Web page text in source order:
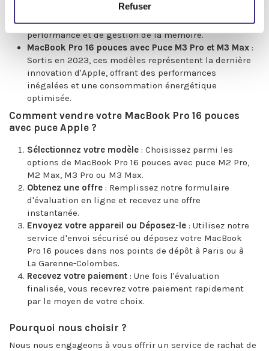
Refuser
Disponibles depuis 2022, ces modèles apportent des
améliorations significatives en termes de
performance et de gestion de la mémoire.
MacBook Pro 16 pouces avec Puce M3 Pro et M3 Max :
Sortis en 2023, ces modèles représentent la dernière
innovation d'Apple, offrant des performances
inégalées et une consommation énergétique
optimisée.
Comment vendre votre MacBook Pro 16 pouces
avec puce Apple ?
Sélectionnez votre modèle : Choisissez parmi les
options de MacBook Pro 16 pouces avec puce M2 Pro,
M2 Max, M3 Pro ou M3 Max.
Obtenez une offre : Remplissez notre formulaire
d'évaluation en ligne et recevez une offre
instantanée.
Envoyez votre appareil ou Déposez-le : Utilisez notre
service d'envoi sécurisé ou déposez votre MacBook
Pro 16 pouces dans nos points de dépôt à Paris ou à
La Garenne-Colombes.
Recevez votre paiement : Une fois l'évaluation
finalisée, vous recevrez votre paiement rapidement
par le moyen de votre choix.
Pourquoi nous choisir ?
Nous nous engageons à vous offrir un service de rachat de